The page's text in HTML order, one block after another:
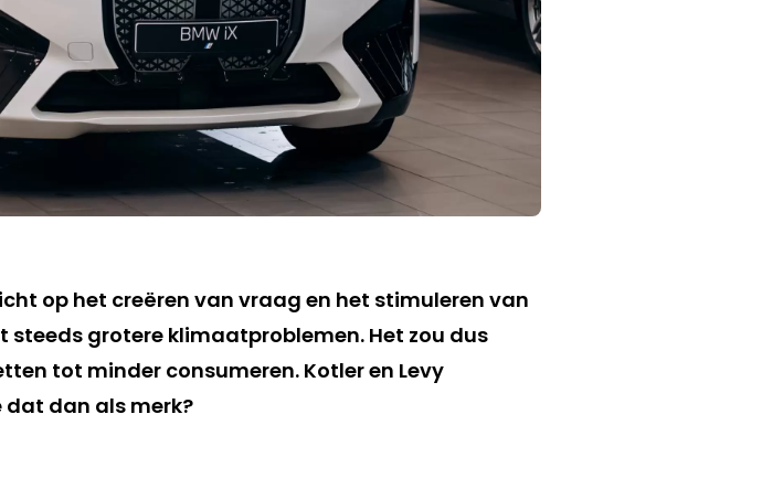
op het creëren van vraag en het stimuleren van
steeds grotere klimaatproblemen. Het zou dus
tot minder consumeren.Kotleren Levy
dat dan als merk?